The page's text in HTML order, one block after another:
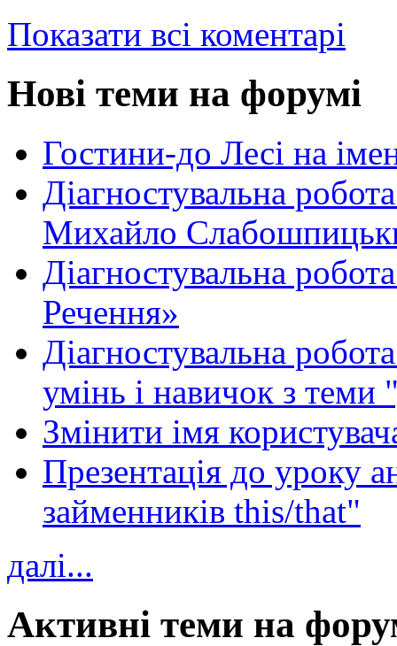
Показати всі коментарі
Нові теми на форумі
Гостини-до Лесі на
Діагностувальна
Михайло
Діагностувальна
Речення»
Діагностувальна
умінь і навичок з теми
Змінити імя
Презентація до уроку
займенників this/that"
далі...
Активні теми на